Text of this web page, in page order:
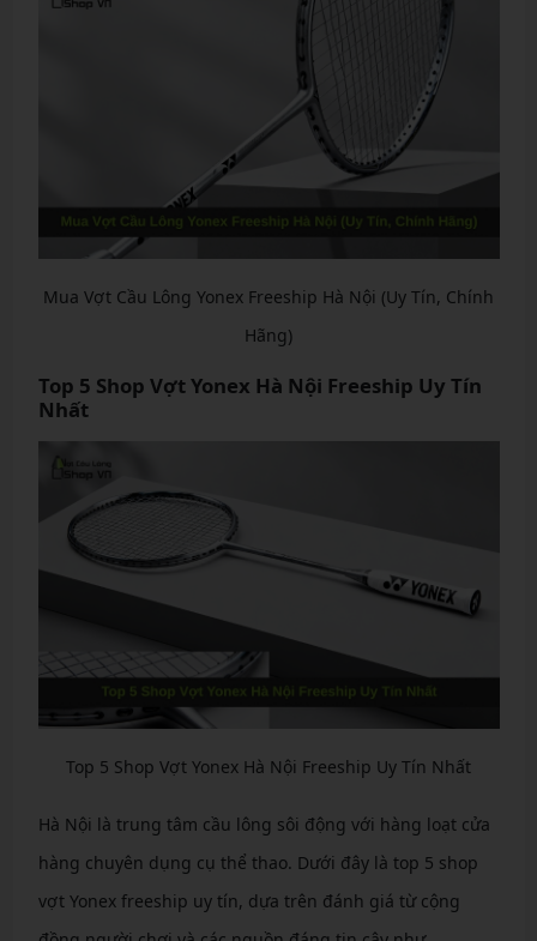
Mua Vợt Cầu Lông Yonex Freeship Hà Nội (Uy Tín, Chính
Hãng)
Top 5 Shop Vợt Yonex Hà Nội Freeship Uy Tín
Nhất
Top 5 Shop Vợt Yonex Hà Nội Freeship Uy Tín Nhất
Hà Nội là trung tâm cầu lông sôi động với hàng loạt cửa
hàng chuyên dụng cụ thể thao. Dưới đây là top 5 shop
vợt Yonex freeship uy tín, dựa trên đánh giá từ cộng